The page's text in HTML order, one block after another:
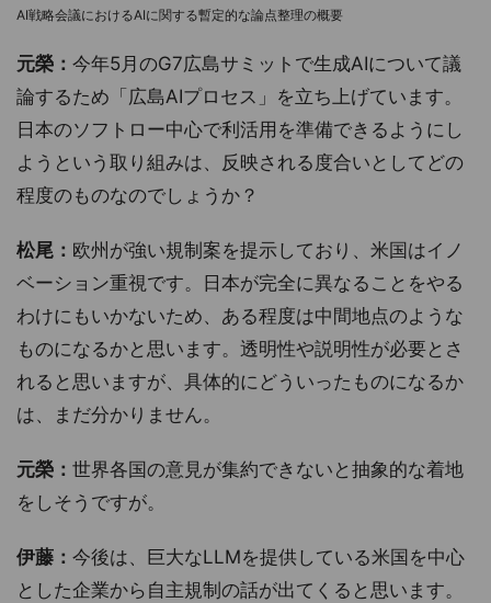
AI戦略会議におけるAIに関する暫定的な論点整理の概要
元榮： 今年5月のG7広島サミットで生成AIについて議
論するため「広島AIプロセス」を立ち上げています。
日本のソフトロー中心で利活用を準備できるようにし
ようという取り組みは、反映される度合いとしてどの
程度のものなのでしょうか？
松尾： 欧州が強い規制案を提示しており、米国はイノ
ベーション重視です。日本が完全に異なることをやる
わけにもいかないため、ある程度は中間地点のような
ものになるかと思います。透明性や説明性が必要とさ
れると思いますが、具体的にどういったものになるか
は、まだ分かりません。
元榮： 世界各国の意見が集約できないと抽象的な着地
をしそうですが。
伊藤： 今後は、巨大なLLMを提供している米国を中心
とした企業から自主規制の話が出てくると思います。